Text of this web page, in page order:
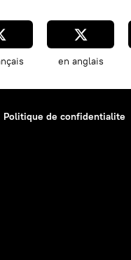
en anglais
Politique de confidentialite